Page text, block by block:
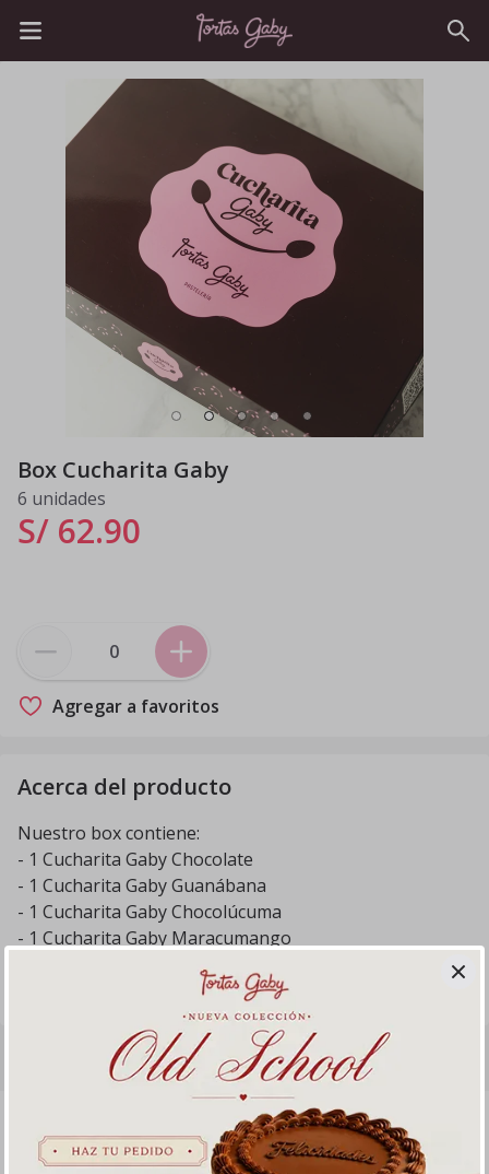
Box Cucharita Gaby
6 unidades
S/ 62.90
Agregar a favoritos
Acerca del producto
Nuestro box contiene:
- 1 Cucharita Gaby Chocolate
- 1 Cucharita Gaby Guanábana
- 1 Cucharita Gaby Chocolúcuma
- 1 Cucharita Gaby Maracumango
- 1 Cucharita Gaby Tres Leches
- 1 Cucharita Gaby Alfajor
Productos relacionados
Suspiro de Maracuyá
1 unidad
S/ 8.90